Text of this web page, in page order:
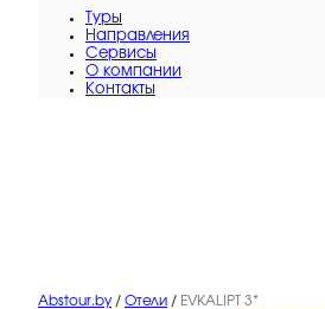
Туры
Направления
Сервисы
O компании
Контакты
Abstour.by / Отели / EVKALIPT 3*